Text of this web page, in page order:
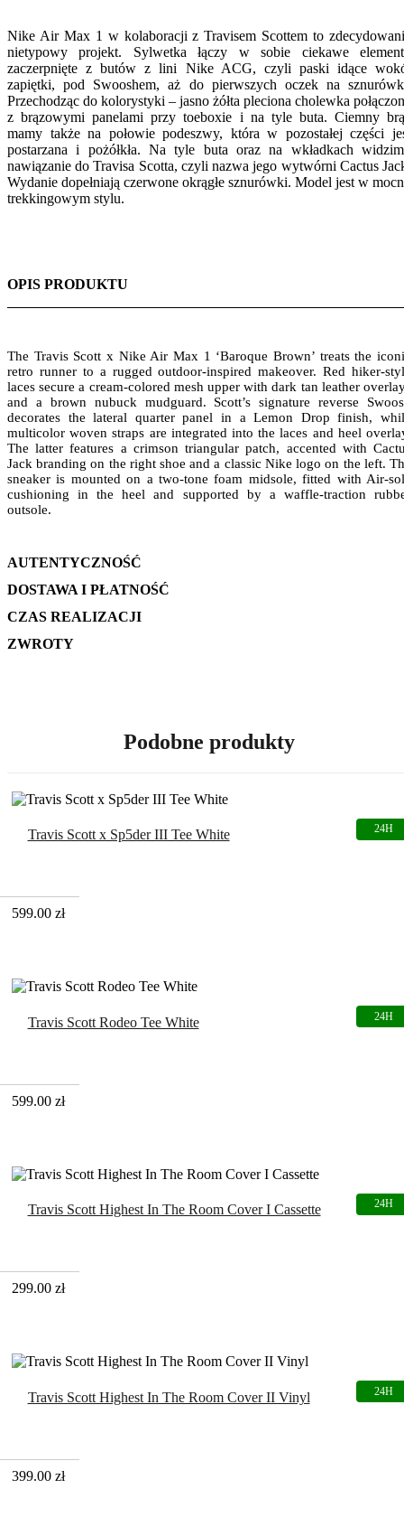
Nike Air Max 1 w kolaboracji z Travisem Scottem to
nietypowy projekt. Sylwetka łączy w sobie ciekawe
zaczerpnięte z butów z lini Nike ACG, czyli paski idące
zapiętki, pod Swooshem, aż do pierwszych oczek na
Przechodząc do kolorystyki – jasno żółta pleciona cholewka
z brązowymi panelami przy toeboxie i na tyle buta. Ciemny
mamy także na połowie podeszwy, która w pozostałej części
postarzana i pożółkła. Na tyle buta oraz na wkładkach
nawiązanie do Travisa Scotta, czyli nazwa jego wytwórni Cactus
Wydanie dopełniają czerwone okrągłe sznurówki. Model jest w
trekkingowym stylu.
OPIS PRODUKTU
The Travis Scott x Nike Air Max 1 ‘Baroque Brown’ treats the
retro runner to a rugged outdoor-inspired makeover. Red hiker-
laces secure a cream-colored mesh upper with dark tan leather
and a brown nubuck mudguard. Scott’s signature reverse
decorates the lateral quarter panel in a Lemon Drop finish,
multicolor woven straps are integrated into the laces and heel
The latter features a crimson triangular patch, accented with
Jack branding on the right shoe and a classic Nike logo on the left.
sneaker is mounted on a two-tone foam midsole, fitted with Air-
cushioning in the heel and supported by a waffle-traction
outsole.
AUTENTYCZNOŚĆ
DOSTAWA I PŁATNOŚĆ
CZAS REALIZACJI
ZWROTY
Podobne produkty
Travis Scott x Sp5der III Tee White
599.00 zł
Travis Scott Rodeo Tee White
599.00 zł
Travis Scott Highest In The Room Cover I Cassette
299.00 zł
Travis Scott Highest In The Room Cover II Vinyl
399.00 zł